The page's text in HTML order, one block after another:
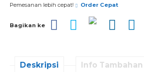
Pemesanan lebih cepat! Order Cepat
Bagikan ke
Deskripsi Info Tambahan